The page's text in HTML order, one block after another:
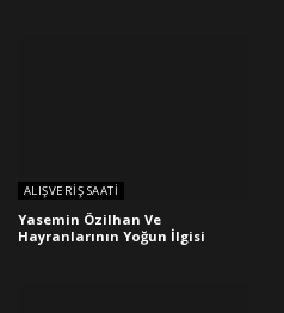
ALIŞVERIŞ SAATI
Yasemin Özilhan Ve
Hayranlarının Yoğun İlgisi